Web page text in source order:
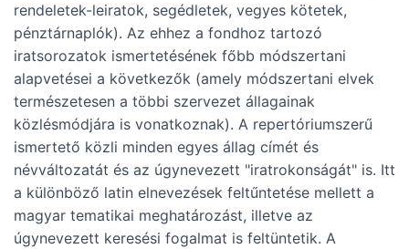
rendeletek-leiratok, segédletek, vegyes kötetek,
pénztárnaplók). Az ehhez a fondhoz tartozó
iratsorozatok ismertetésének főbb módszertani
alapvetései a következők (amely módszertani elvek
természetesen a többi szervezet állagainak
közlésmódjára is vonatkoznak). A repertóriumszerű
ismertető közli minden egyes állag címét és
névváltozatát és az úgynevezett "iratrokonságát" is. Itt
a különböző latin elnevezések feltűntetése mellett a
magyar tematikai meghatározást, illetve az
úgynevezett keresési fogalmat is feltüntetik. A